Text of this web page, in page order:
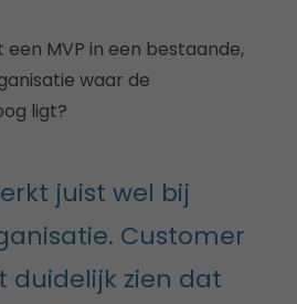
een MVP in een bestaande,
waar de
ligt?
juist wel bij
Customer
duidelijk zien dat